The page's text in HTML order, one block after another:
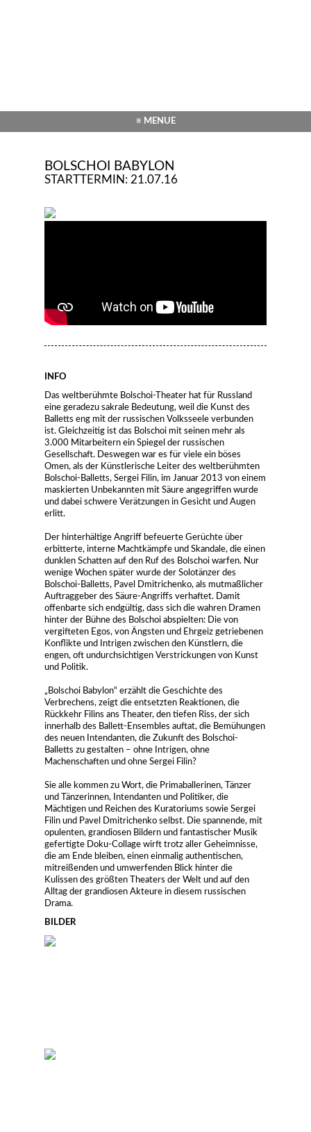
≡ MENUE
BOLSCHOI BABYLON
STARTTERMIN: 21.07.16
INFO
Das weltberühmte Bolschoi-Theater hat für Russland
eine geradezu sakrale Bedeutung, weil die Kunst des
Balletts eng mit der russischen Volksseele verbunden
ist. Gleichzeitig ist das Bolschoi mit seinen mehr als
3.000 Mitarbeitern ein Spiegel der russischen
Gesellschaft. Deswegen war es für viele ein böses
Omen, als der Künstlerische Leiter des weltberühmten
Bolschoi-Balletts, Sergei Filin, im Januar 2013 von einem
maskierten Unbekannten mit Säure angegriffen wurde
und dabei schwere Verätzungen in Gesicht und Augen
erlitt.
Der hinterhältige Angriff befeuerte Gerüchte über
erbitterte, interne Machtkämpfe und Skandale, die einen
dunklen Schatten auf den Ruf des Bolschoi warfen. Nur
wenige Wochen später wurde der Solotänzer des
Bolschoi-Balletts, Pavel Dmitrichenko, als mutmaßlicher
Auftraggeber des Säure-Angriffs verhaftet. Damit
offenbarte sich endgültig, dass sich die wahren Dramen
hinter der Bühne des Bolschoi abspielten: Die von
vergifteten Egos, von Ängsten und Ehrgeiz getriebenen
Konflikte und Intrigen zwischen den Künstlern, die
engen, oft undurchsichtigen Verstrickungen von Kunst
und Politik.
„Bolschoi Babylon“ erzählt die Geschichte des
Verbrechens, zeigt die entsetzten Reaktionen, die
Rückkehr Filins ans Theater, den tiefen Riss, der sich
innerhalb des Ballett-Ensembles auftat, die Bemühungen
des neuen Intendanten, die Zukunft des Bolschoi-
Balletts zu gestalten – ohne Intrigen, ohne
Machenschaften und ohne Sergei Filin?
Sie alle kommen zu Wort, die Primaballerinen, Tänzer
und Tänzerinnen, Intendanten und Politiker, die
Mächtigen und Reichen des Kuratoriums sowie Sergei
Filin und Pavel Dmitrichenko selbst. Die spannende, mit
opulenten, grandiosen Bildern und fantastischer Musik
gefertigte Doku-Collage wirft trotz aller Geheimnisse,
die am Ende bleiben, einen einmalig authentischen,
mitreißenden und umwerfenden Blick hinter die
Kulissen des größten Theaters der Welt und auf den
Alltag der grandiosen Akteure in diesem russischen
Drama.
BILDER